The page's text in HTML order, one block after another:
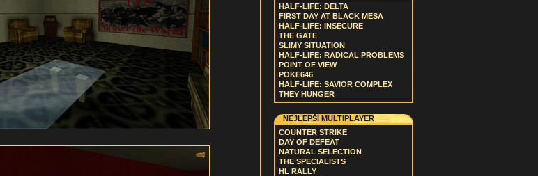
HALF-LIFE: DELTA
FIRST DAY AT BLACK MESA
HALF-LIFE: INSECURE
THE GATE
SLIMY SITUATION
HALF-LIFE: RADICAL PROBLEMS
POINT OF VIEW
POKE646
HALF-LIFE: SAVIOR COMPLEX
THEY HUNGER
NEJLEPŠÍ MULTIPLAYER
COUNTER STRIKE
DAY OF DEFEAT
NATURAL SELECTION
THE SPECIALISTS
HL RALLY